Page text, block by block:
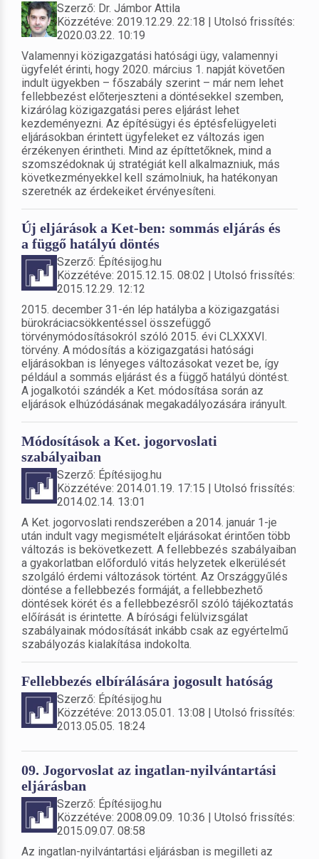
Szerző: Dr. Jámbor Attila
Közzétéve: 2019.12.29. 22:18 | Utolsó frissítés:
2020.03.22. 10:19
Valamennyi közigazgatási hatósági ügy, valamennyi
ügyfelét érinti, hogy 2020. március 1. napját követően
indult ügyekben – főszabály szerint – már nem lehet
fellebbezést előterjeszteni a döntésekkel szemben,
kizárólag közigazgatási peres eljárást lehet
kezdeményezni. Az építésügyi és éptésfelügyeleti
eljárásokban érintett ügyfeleket ez változás igen
érzékenyen érintheti. Mind az építtetőknek, mind a
szomszédoknak új stratégiát kell alkalmazniuk, más
következményekkel kell számolniuk, ha hatékonyan
szeretnék az érdekeiket érvényesíteni.
Új eljárások a Ket-ben: sommás eljárás és
a függő hatályú döntés
Szerző: Építésijog.hu
Közzétéve: 2015.12.15. 08:02 | Utolsó frissítés:
2015.12.29. 12:12
2015. december 31-én lép hatályba a közigazgatási
bürokráciacsökkentéssel összefüggő
törvénymódosításokról szóló 2015. évi CLXXXVI.
törvény. A módosítás a közigazgatási hatósági
eljárásokban is lényeges változásokat vezet be, így
például a sommás eljárást és a függő hatályú döntést.
A jogalkotói szándék a Ket. módosítása során az
eljárások elhúzódásának megakadályozására irányult.
Módosítások a Ket. jogorvoslati
szabályaiban
Szerző: Építésijog.hu
Közzétéve: 2014.01.19. 17:15 | Utolsó frissítés:
2014.02.14. 13:01
A Ket. jogorvoslati rendszerében a 2014. január 1-je
után indult vagy megismételt eljárásokat érintően több
változás is bekövetkezett. A fellebbezés szabályaiban
a gyakorlatban előforduló vitás helyzetek elkerülését
szolgáló érdemi változások történt. Az Országgyűlés
döntése a fellebbezés formáját, a fellebbezhető
döntések körét és a fellebbezésről szóló tájékoztatás
előírását is érintette. A bírósági felülvizsgálat
szabályainak módosítását inkább csak az egyértelmű
szabályozás kialakítása indokolta.
Fellebbezés elbírálására jogosult hatóság
Szerző: Építésijog.hu
Közzétéve: 2013.05.01. 13:08 | Utolsó frissítés:
2013.05.05. 18:24
09. Jogorvoslat az ingatlan-nyilvántartási
eljárásban
Szerző: Építésijog.hu
Közzétéve: 2008.09.09. 10:36 | Utolsó frissítés:
2015.09.07. 08:58
Az ingatlan-nyilvántartási eljárásban is megilleti az